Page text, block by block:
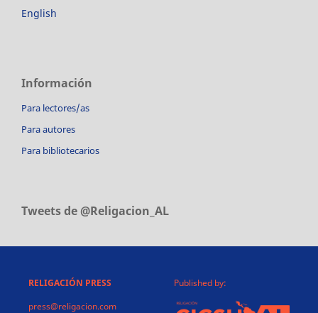
English
Información
Para lectores/as
Para autores
Para bibliotecarios
Tweets de @Religacion_AL
RELIGACIÓN PRESS
press@religacion.com
Published by: